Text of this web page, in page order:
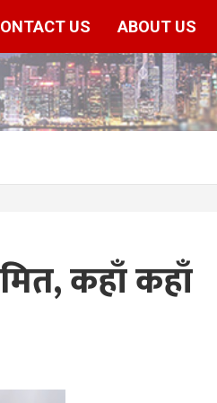
US ABOUT US
कहाँ कहाँ